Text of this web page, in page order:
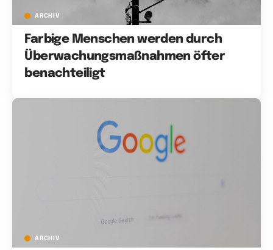
ARCHIV
Farbige Menschen werden durch
Überwachungsmaßnahmen öfter
benachteiligt
ARCHIV